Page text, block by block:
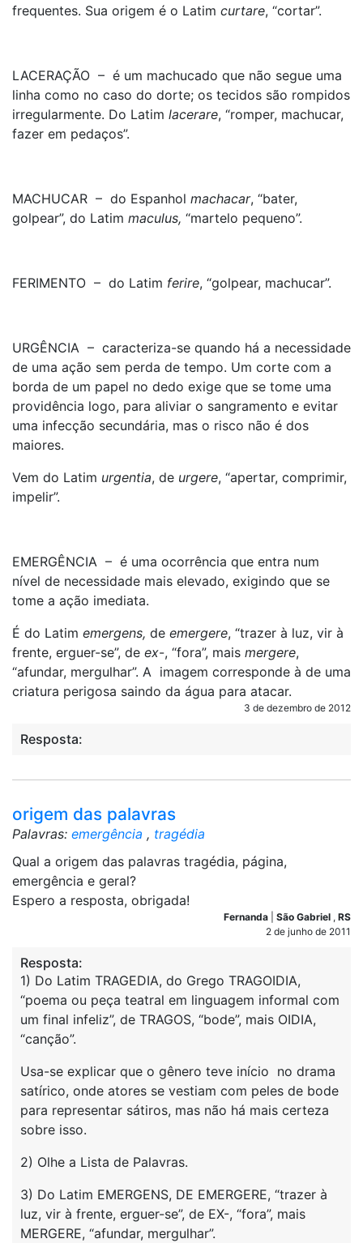
frequentes. Sua origem é o Latim curtare, “cortar”.
LACERAÇÃO – é um machucado que não segue uma
linha como no caso do dorte; os tecidos são rompidos
irregularmente. Do Latim lacerare, “romper, machucar,
fazer em pedaços”.
MACHUCAR – do Espanhol machacar, “bater,
golpear”, do Latim maculus, “martelo pequeno”.
FERIMENTO – do Latim ferire, “golpear, machucar”.
URGÊNCIA – caracteriza-se quando há a necessidade
de uma ação sem perda de tempo. Um corte com a
borda de um papel no dedo exige que se tome uma
providência logo, para aliviar o sangramento e evitar
uma infecção secundária, mas o risco não é dos
maiores.
Vem do Latim urgentia, de urgere, “apertar, comprimir,
impelir”.
EMERGÊNCIA – é uma ocorrência que entra num
nível de necessidade mais elevado, exigindo que se
tome a ação imediata.
É do Latim emergens, de emergere, “trazer à luz, vir à
frente, erguer-se”, de ex-, “fora”, mais mergere,
“afundar, mergulhar”. A imagem corresponde à de uma
criatura perigosa saindo da água para atacar.
3 de dezembro de 2012
Resposta:
origem das palavras
Palavras: emergência , tragédia
Qual a origem das palavras tragédia, página,
emergência e geral?
Espero a resposta, obrigada!
Fernanda São Gabriel , RS
2 de junho de 2011
Resposta:
1) Do Latim TRAGEDIA, do Grego TRAGOIDIA,
“poema ou peça teatral em linguagem informal com
um final infeliz”, de TRAGOS, “bode”, mais OIDIA,
“canção”.
Usa-se explicar que o gênero teve início no drama
satírico, onde atores se vestiam com peles de bode
para representar sátiros, mas não há mais certeza
sobre isso.
2) Olhe a Lista de Palavras.
3) Do Latim EMERGENS, DE EMERGERE, “trazer à
luz, vir à frente, erguer-se”, de EX-, “fora”, mais
MERGERE, “afundar, mergulhar”.